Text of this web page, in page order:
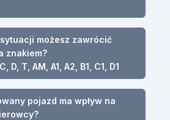
możesz zawrócić
znakiem?
D, T, AM, A1, A2, B1, C1, D1
pojazd ma wpływ na